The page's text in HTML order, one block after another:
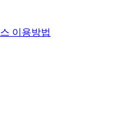
이용방법